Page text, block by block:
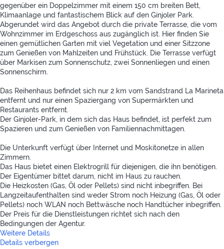
gegenüber ein Doppelzimmer mit einem 150 cm breiten Bett,
Klimaanlage und fantastischem Blick auf den Ginjoler Park.
Abgerundet wird das Angebot durch die private Terrasse, die vom
Wohnzimmer im Erdgeschoss aus zugänglich ist. Hier finden Sie
einen gemütlichen Garten mit viel Vegetation und einer Sitzzone
zum Genießen von Mahlzeiten und Frühstück. Die Terrasse verfügt
über Markisen zum Sonnenschutz, zwei Sonnenliegen und einen
Sonnenschirm.
Das Reihenhaus befindet sich nur 2 km vom Sandstrand La Marineta
entfernt und nur einen Spaziergang von Supermärkten und
Restaurants entfernt.
Der Ginjoler-Park, in dem sich das Haus befindet, ist perfekt zum
Spazieren und zum Genießen von Familiennachmittagen.
Die Unterkunft verfügt über Internet und Moskitonetze in allen
Zimmern.
Das Haus bietet einen Elektrogrill für diejenigen, die ihn benötigen.
Der Eigentümer bittet darum, nicht im Haus zu rauchen.
Die Heizkosten (Gas, Öl oder Pellets) sind nicht inbegriffen. Bei
Langzeitaufenthalten sind weder Strom noch Heizung (Gas, Öl oder
Pellets) noch WLAN noch Bettwäsche noch Handtücher inbegriffen.
Der Preis für die Dienstleistungen richtet sich nach den
Bedingungen der Agentur.
Weitere Details
Details verbergen